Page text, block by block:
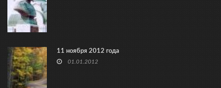
11 ноября 2012 года
01.01.2012